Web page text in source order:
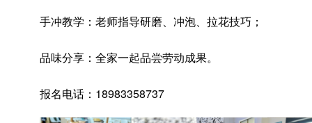
手冲教学：老师指导研磨、冲泡、拉花技巧；
品味分享：全家一起品尝劳动成果。
报名电话：18983358737